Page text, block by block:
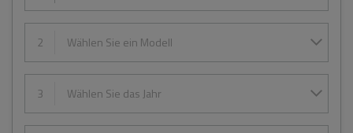
2 Wählen Sie ein Modell
3 Wählen Sie das Jahr